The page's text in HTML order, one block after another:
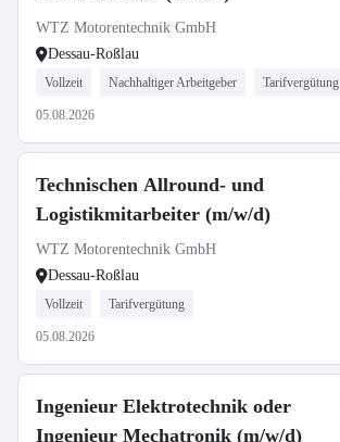
WTZ Motorentechnik GmbH
Dessau-Roßlau
Vollzeit Nachhaltiger Arbeitgeber Tarifvergütung
05.08.2026
Technischen Allround- und
Logistikmitarbeiter (m/w/d)
WTZ Motorentechnik GmbH
Dessau-Roßlau
Vollzeit Tarifvergütung
05.08.2026
Ingenieur Elektrotechnik oder
Ingenieur Mechatronik (m/w/d)